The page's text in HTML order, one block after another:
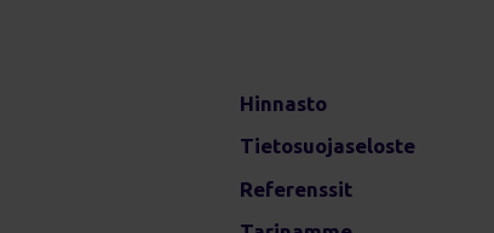
Hinnasto
Tietosuojaseloste
Referenssit